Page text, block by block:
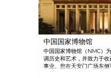
中国国家博物馆
中国国家博物馆（NMC）
调历史和艺术，并致力于
事业。您在天安门广场东
轻松地在那里 度过一整天